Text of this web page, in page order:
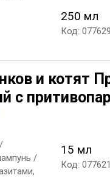
250 мл
Код: 077629
и котят
с
/
15 мл
Код: 077621